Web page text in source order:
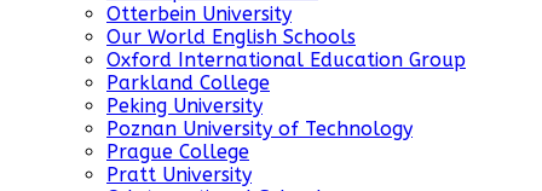
Otterbein University
Our World English Schools
Oxford International Education Group
Parkland College
Peking University
Poznan University of Technology
Prague College
Pratt University